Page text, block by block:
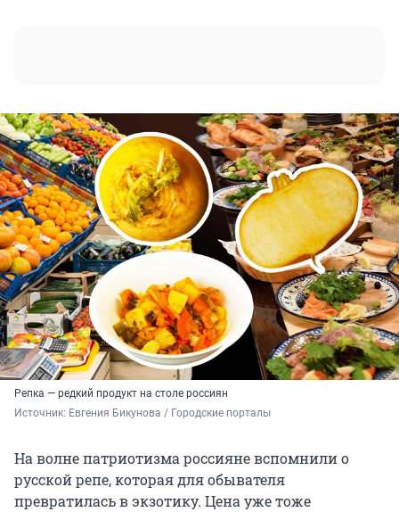
Репка — редкий продукт на столе россиян
Источник: Евгения Бикунова / Городские порталы
На волне патриотизма россияне вспомнили о
русской репе, которая для обывателя
превратилась в экзотику. Цена уже тоже